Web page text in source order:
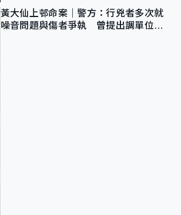
黃大仙上邨命案｜警方：行兇者多次就
噪音問題與傷者爭執 曾提出調單位已